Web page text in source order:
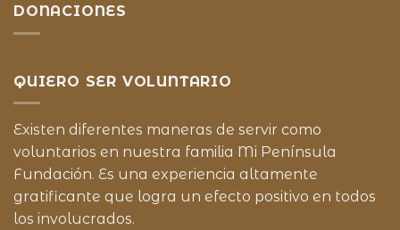
DONACIONES
QUIERO SER VOLUNTARIO
Existen diferentes maneras de servir como
voluntarios en nuestra familia Mi Península
Fundación. Es una experiencia altamente
gratificante que logra un efecto positivo en todos
los involucrados.